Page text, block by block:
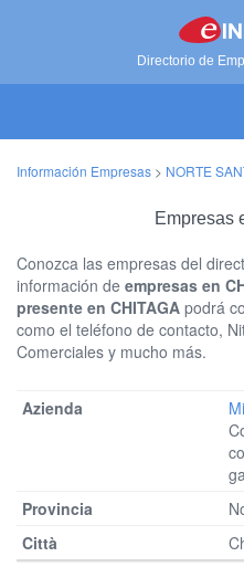
Directorio de
Información Empresas > NORTE
Empresas
Conozca las empresas del
información de empresas en
presente en CHITAGA podrá
como el teléfono de contacto,
Comerciales y mucho más.